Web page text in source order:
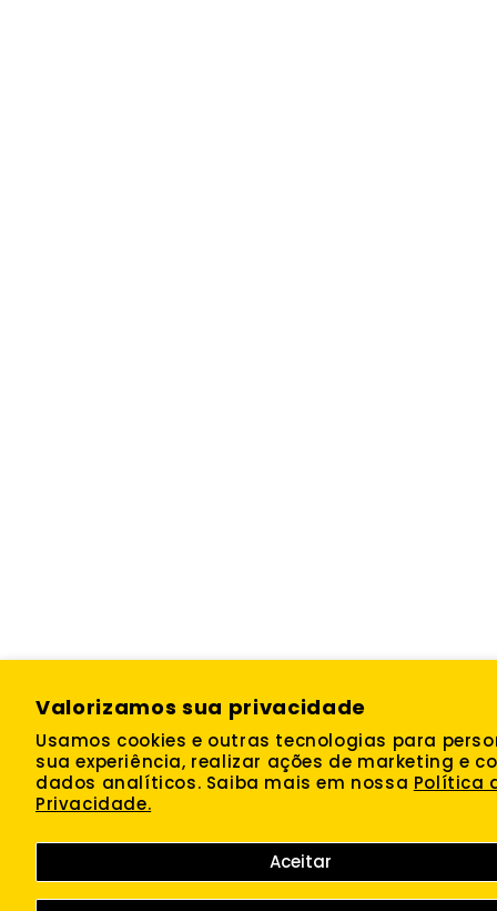
Valorizamos sua privacidade
Usamos cookies e outras tecnologias para
sua experiência, realizar ações de marketing e
dados analíticos. Saiba mais em nossa Política
Privacidade.
Aceitar